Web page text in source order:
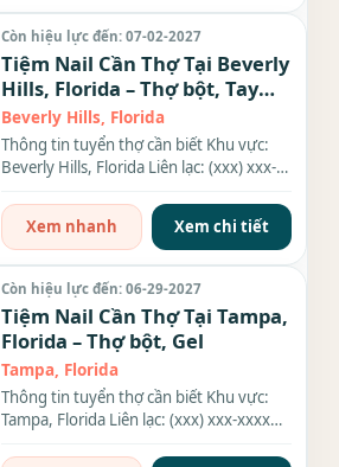
Còn hiệu lực đến: 07-02-2027
Tiệm Nail Cần Thợ Tại Beverly
Hills, Florida – Thợ bột, Tay
chân nước,...
Beverly Hills, Florida
Thông tin tuyển thợ cần biết Khu vực:
Beverly Hills, Florida Liên lạc: (xxx) xxx-
Xem nhanh
Xem chi tiết
Còn hiệu lực đến: 06-29-2027
Tiệm Nail Cần Thợ Tại Tampa,
Florida – Thợ bột, Gel
Tampa, Florida
Thông tin tuyển thợ cần biết Khu vực:
Tampa, Florida Liên lạc: (xxx) xxx-xxxx